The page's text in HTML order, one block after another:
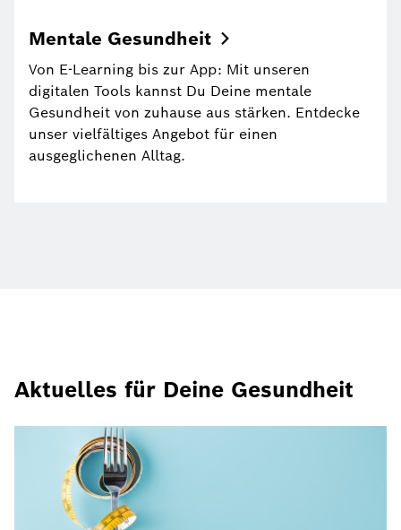
Mentale Gesundheit
Von E-Learning bis zur App: Mit unseren
digitalen Tools kannst Du Deine mentale
Gesundheit von zuhause aus stärken. Entdecke
unser vielfältiges Angebot für einen
ausgeglichenen Alltag.
Aktuelles für Deine Gesundheit